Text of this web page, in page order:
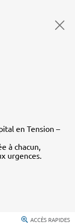
en Tension –
à chacun,
urgences.
ACCÈS RAPIDES